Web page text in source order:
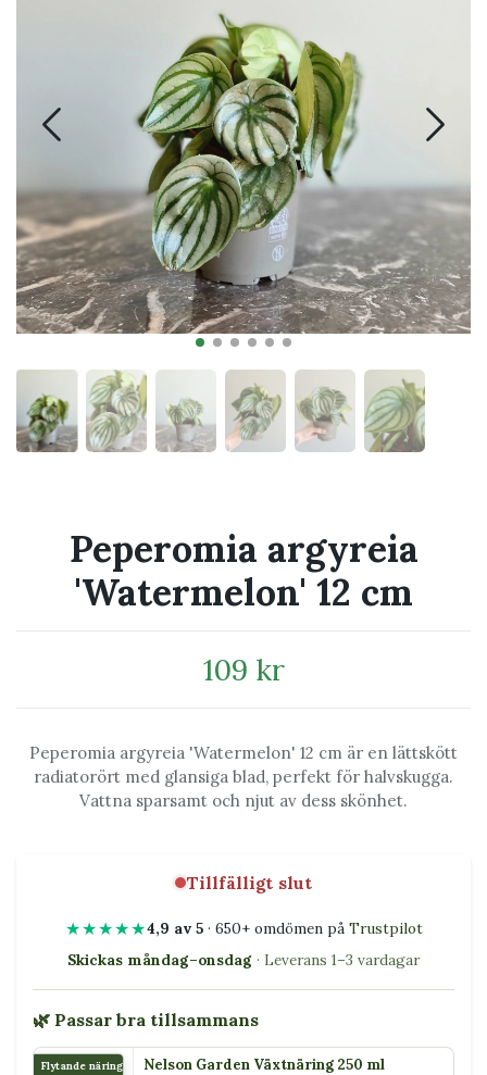
Peperomia argyreia
'Watermelon' 12 cm
109 kr
Peperomia argyreia 'Watermelon' 12 cm är en lättskött
radiatorört med glansiga blad, perfekt för halvskugga.
Vattna sparsamt och njut av dess skönhet.
Tillfälligt slut
★★★★★4,9 av 5· 650+ omdömen på Trustpilot
Skickas måndag–onsdag · Leverans 1–3 vardagar
🌿 Passar bra tillsammans
Flytande näring Nelson Garden Växtnäring 250 ml